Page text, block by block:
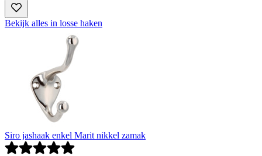
Bekijk alles in losse haken
Siro jashaak enkel Marit nikkel zamak